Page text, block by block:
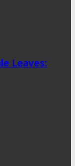
Leaves: